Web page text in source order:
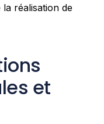
réalisation de
et